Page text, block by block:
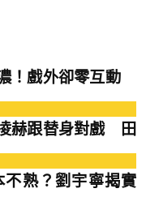
！戲外卻零互動
赫跟替身對戲 田
不熟？劉宇寧揭實